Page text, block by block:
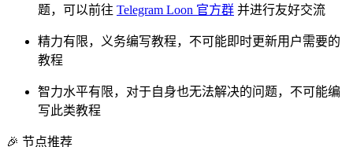
题，可以前往 Telegram Loon 官方群 并进行友好交流
精力有限，义务编写教程，不可能即时更新用户需要的
教程
智力水平有限，对于自身也无法解决的问题，不可能编
写此类教程
🎉 节点推荐